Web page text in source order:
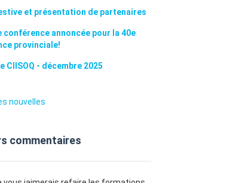
et présentation de partenaires
conférence annoncée pour la 40e
provinciale!
CIISOQ - décembre 2025
nouvelles
commentaires